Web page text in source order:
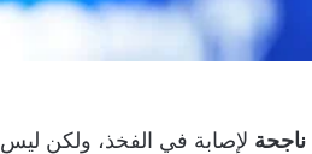
ناجحة لإصابة في الفخذ، ولكن ليس